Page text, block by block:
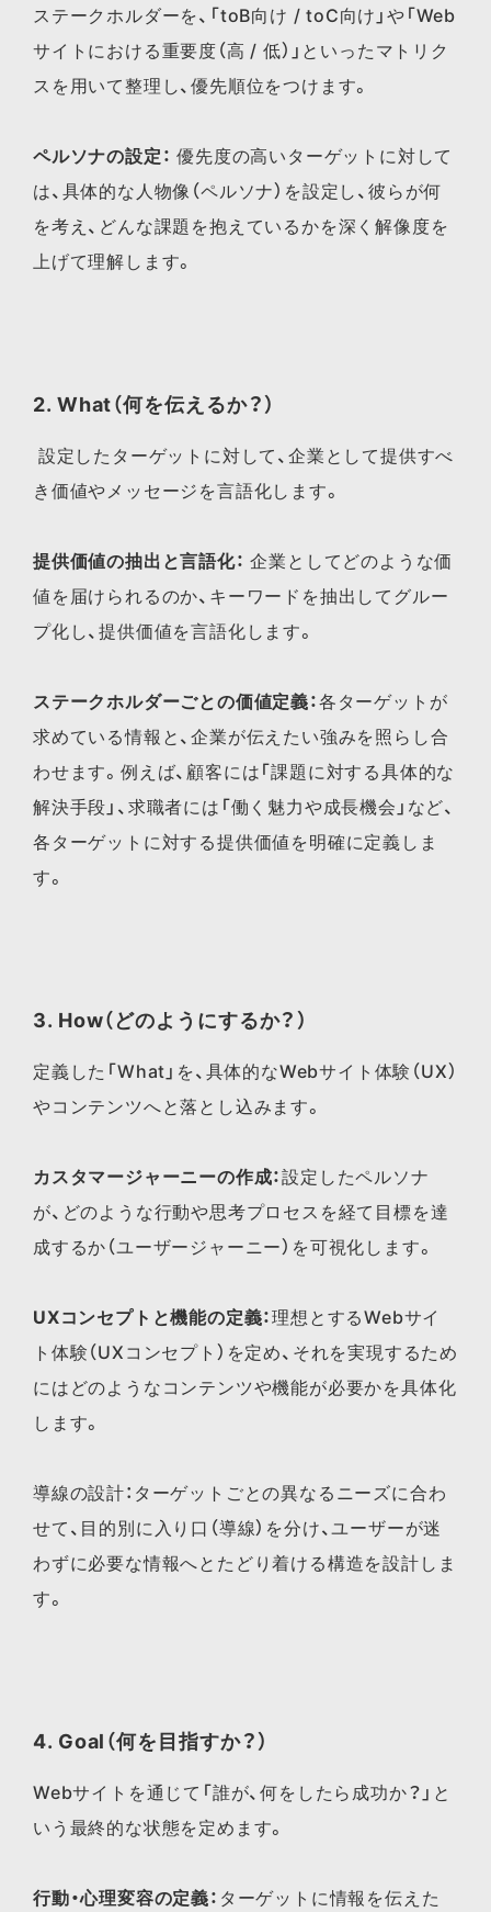
ステークホルダーを、「toB向け / toC向け」や「Web
サイトにおける重要度（高 / 低）」といったマトリク
スを用いて整理し、優先順位をつけます。
ペルソナの設定：優先度の高いターゲットに対して
は、具体的な人物像（ペルソナ）を設定し、彼らが何
を考え、どんな課題を抱えているかを深く解像度を
上げて理解します。
2. What（何を伝えるか？）
設定したターゲットに対して、企業として提供すべ
き価値やメッセージを言語化します。
提供価値の抽出と言語化：企業としてどのような価
値を届けられるのか、キーワードを抽出してグルー
プ化し、提供価値を言語化します。
ステークホルダーごとの価値定義：各ターゲットが
求めている情報と、企業が伝えたい強みを照らし合
わせます。例えば、顧客には「課題に対する具体的な
解決手段」、求職者には「働く魅力や成長機会」など、
各ターゲットに対する提供価値を明確に定義しま
す。
3. How（どのようにするか？）
定義した「What」を、具体的なWebサイト体験（UX）
やコンテンツへと落とし込みます。
カスタマージャーニーの作成：設定したペルソナ
が、どのような行動や思考プロセスを経て目標を達
成するか（ユーザージャーニー）を可視化します。
UXコンセプトと機能の定義：理想とするWebサイ
ト体験（UXコンセプト）を定め、それを実現するため
にはどのようなコンテンツや機能が必要かを具体化
します。
導線の設計：ターゲットごとの異なるニーズに合わ
せて、目的別に入り口（導線）を分け、ユーザーが迷
わずに必要な情報へとたどり着ける構造を設計しま
す。
4. Goal（何を目指すか？）
Webサイトを通じて「誰が、何をしたら成功か？」と
いう最終的な状態を定めます。
行動・心理変容の定義： ターゲットに情報を伝えた